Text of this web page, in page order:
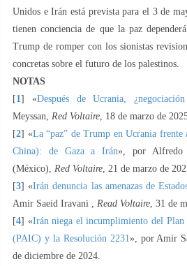
Unidos e Irán está prevista para el 3 de
tienen conciencia de que la paz
Trump de romper con los sionistas
concretas sobre el futuro de los palestinos.
NOTAS
[1 ] «Después de Ucrania,
Meyssan, Red Voltaire , 18 de marzo de
[2] «La “paz” de Trump en Ucrania
China): de Gaza a Irán», por Alfredo
(México), Red Voltaire , 21 de marzo de
[3] «Irán denuncia las amenazas de
Amir Saeid Iravani , Read Voltaire , 31 de
[4] «Irán niega el incumplimiento del
(PAIC) y la Resolución 2231 », por Amir
de diciembre de 2024.